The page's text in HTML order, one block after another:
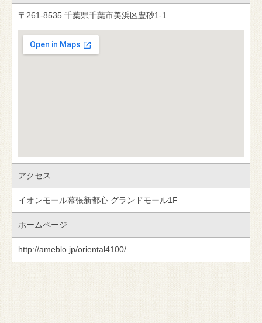
〒261-8535 千葉県千葉市美浜区豊砂1-1
アクセス
イオンモール幕張新都心 グランドモール1F
ホームページ
http://ameblo.jp/oriental4100/